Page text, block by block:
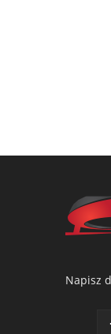
Napisz